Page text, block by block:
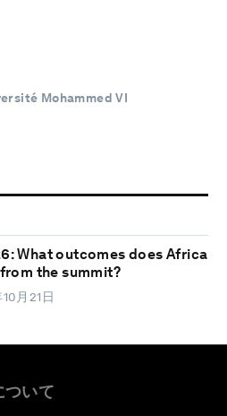
Mohammed VI
What outcomes does Africa
the summit?
月21日
ついて